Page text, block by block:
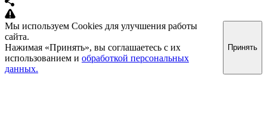
Мы используем Cookies для улучшения работы
сайта.
Нажимая «Принять», вы соглашаетесь с их
использованием и обработкой персональных
данных.
Принять